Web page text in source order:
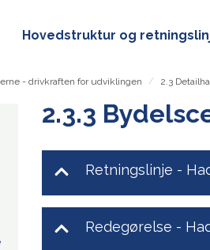
Hovedstruktur og
- drivkraften for udviklingen / 2.3
2.3.3
Retningslinje -
Redegørelse -